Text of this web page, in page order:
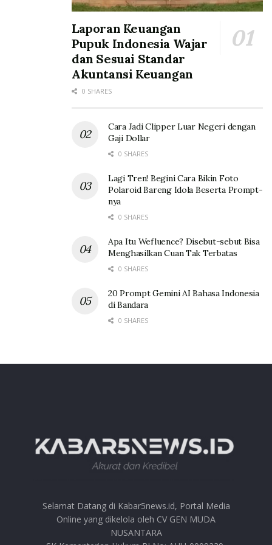
“Kalau ada demplot, biasanya dilaksanakan pada musim
kemarau. Tapi demplot NPK Nitrat kemarin di Brebes
dilakukan pada saat musim hujan. Ini tantangan luar
biasa, alhamdulilah panen. Petani yang pakai pupuk
lain panennya kurang bagus, sementara teman-teman
Laporan Keuangan
Pupuk Indonesia Wajar
dan Sesuai Standar
Akuntansi Keuangan
0 SHARES
Cara Jadi Clipper Luar Negeri dengan
Gaji Dollar
0 SHARES
Lagi Tren! Begini Cara Bikin Foto
Polaroid Bareng Idola Beserta Prompt-
nya
0 SHARES
Apa Itu Wefluence? Disebut-sebut Bisa
Menghasilkan Cuan Tak Terbatas
0 SHARES
20 Prompt Gemini AI Bahasa Indonesia
di Bandara
0 SHARES
Selamat Datang di Kabar5news.id, Portal Media
Online yang dikelola oleh CV GEN MUDA
NUSANTARA